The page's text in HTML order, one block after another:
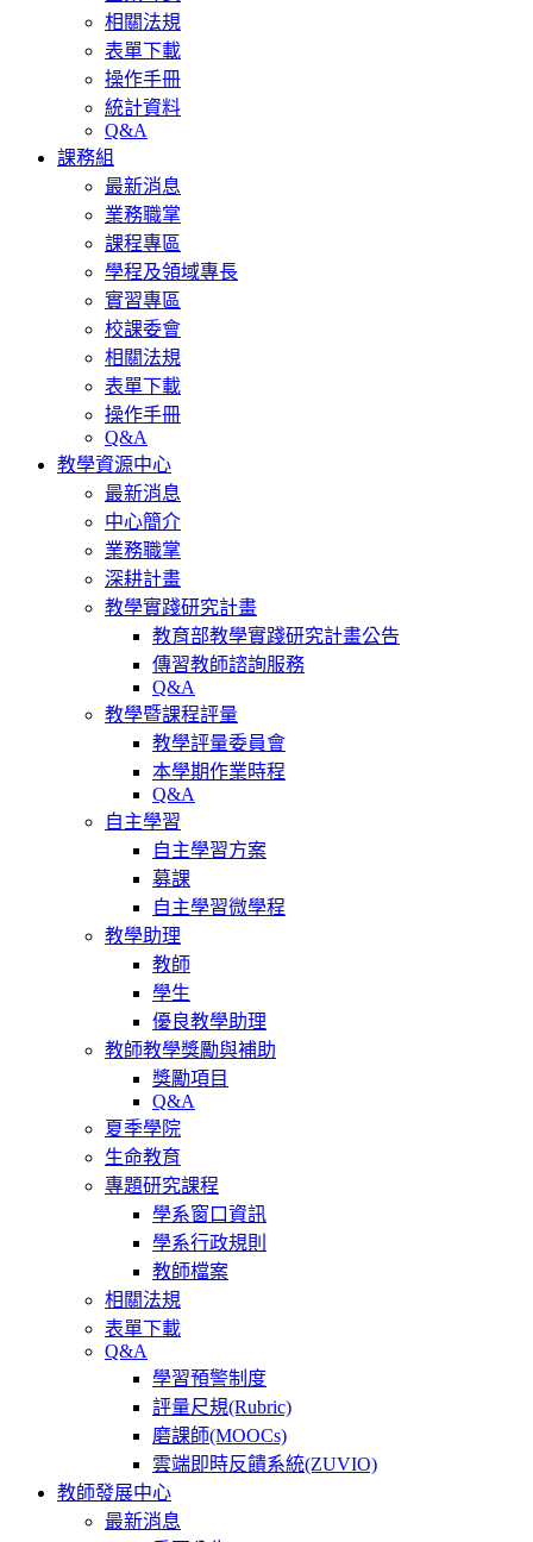
相關法規
表單下載
操作手冊
統計資料
Q&A
課務組
最新消息
業務職掌
課程專區
學程及領域專長
實習專區
校課委會
相關法規
表單下載
操作手冊
Q&A
教學資源中心
最新消息
中心簡介
業務職掌
深耕計畫
教學實踐研究計畫
教育部教學實踐研究計畫公告
傳習教師諮詢服務
Q&A
教學暨課程評量
教學評量委員會
本學期作業時程
Q&A
自主學習
自主學習方案
募課
自主學習微學程
教學助理
教師
學生
優良教學助理
教師教學獎勵與補助
獎勵項目
Q&A
夏季學院
生命教育
專題研究課程
學系窗口資訊
學系行政規則
教師檔案
相關法規
表單下載
Q&A
學習預警制度
評量尺規(Rubric)
磨課師(MOOCs)
雲端即時反饋系統(ZUVIO)
教師發展中心
最新消息